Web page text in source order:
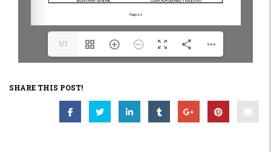
1/1
SHARE THIS POST!